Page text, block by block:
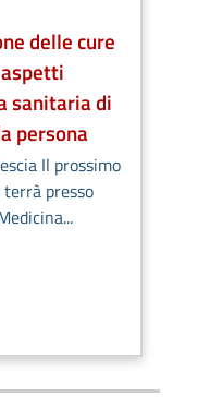
delle cure
sanitaria di
persona
Il prossimo
presso